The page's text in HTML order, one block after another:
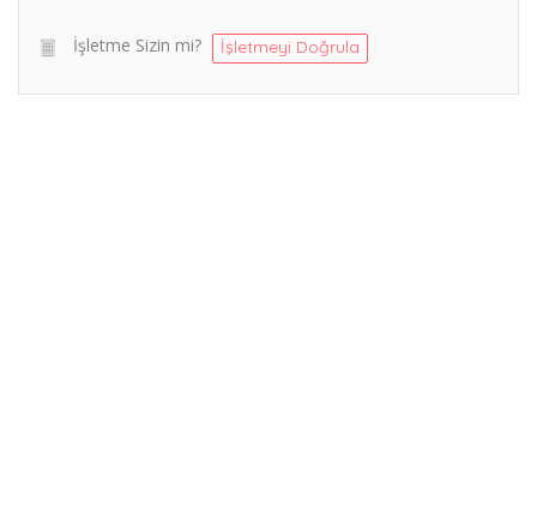
İşletme Sizin mi? İşletmeyi Doğrula